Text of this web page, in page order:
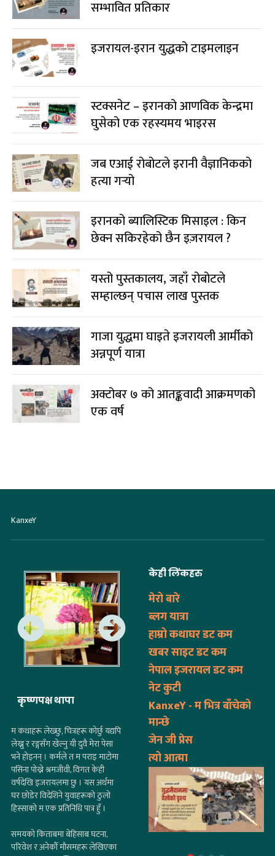
सम्भावित प्रतिकार
इजरायल-इरान युद्धको टाइमलाइन
स्टक्सनेट – इरानको आणविक केन्द्रमा
घुसेको एक रहस्यमय भाइरस
जब एआई रोबोटले इरानी वैज्ञानिकको
हत्या गर्‍यो
इरानको ब्यालिस्टिक मिसाइल : किन
छेक्न सकिरहेको छैन इज़रायल ?
यस्तो पुस्तकालय, जहाँ रोबोटले
सम्हाल्छन् पचास लाख पुस्तक
गाजा युद्धमा घाइते इजरायली आर्मीको
अन्नपूर्ण यात्रा
अक्टोबर ७ को आतङ्कवादी आक्रमणको
एक वर्ष
KanxeY
कृष्णपक्ष थापा
म कथाहरू लेख्छु, चित्रहरू कोर्छु यद्यपि
लेख्नु र रङ्गसँग खेल्नु यी दुवै मेरा पेसा
भने होइनन् । कर्मले त म पराइ माटोमा
पसिना पोख्ने श्रमजीवी, विगत केही
वर्षदेखि इजरायलमा छु । यस अर्थमा
घर छोडेर विदेशिने युवाहरूको ठुलो
हिस्साको म एक प्रतिनिधि पात्र हुँ ।
समयको किताबमा बेहिसाब घटना,
परिवेश र अनेकौँ मौसमहरू लेखिएका
केही लिंकहरु
मेरो बारे
ब्लग यात्रा
हाम्रो कथाघर डट कम
खबर साइट डट कम
नेपाल इजरायल डट कम
नेट कुटी
KanxeY - म भित्र बाँचेको
मान्छे
जेन जी प्रेस
त्यो आत्मा